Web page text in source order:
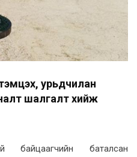
урьдчилан
шалгалт хийж
байцаагчийн баталсан